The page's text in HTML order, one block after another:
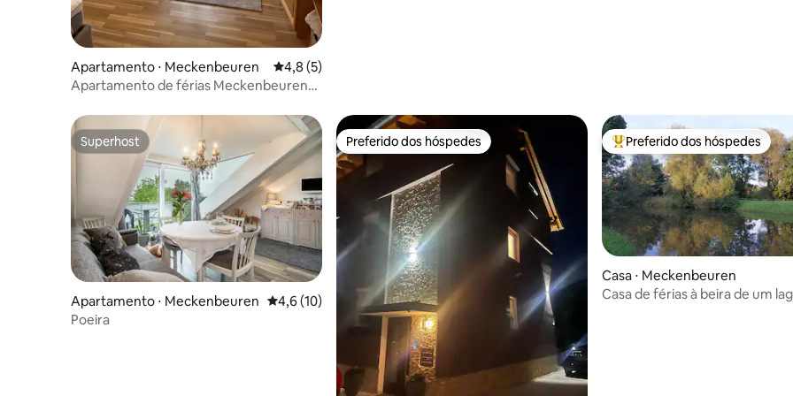
Apartamento ⋅ Meckenbeuren 4,8 de uma avaliação média de 5, 5 avaliações
4,8 (5)
Apartamento de férias Meckenbeuren
Superhost
Superhost
Apartamento ⋅ Meckenbeuren 4,6 de uma avaliação média de 5, 10 avaliações
4,6 (10)
Poeira
Preferido dos hóspedes
Preferido dos hóspedes Entre os melhores preferidos
Preferido dos hóspedes
Casa ⋅ Meckenbeuren
Casa de férias à beira de um